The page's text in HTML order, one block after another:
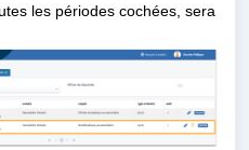
les périodes cochées, sera